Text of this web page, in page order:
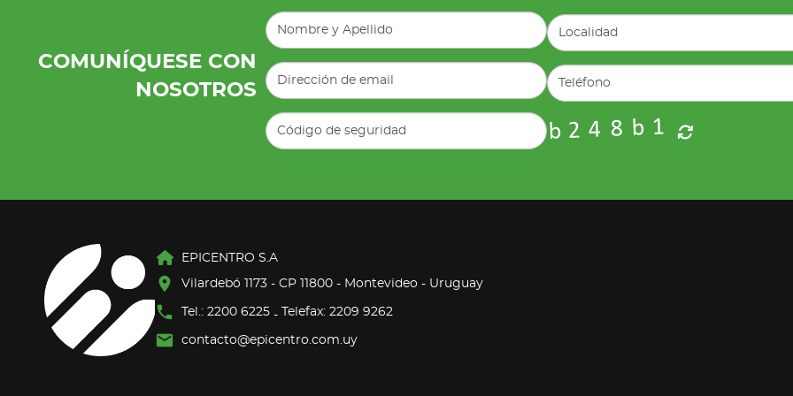
COMUNÍQUESE CON
NOSOTROS
EPICENTRO S.A
Vilardebó 1173 - CP 11800 - Montevideo - Uruguay
Tel.: 2200 6225 - Telefax: 2209 9262
contacto@epicentro.com.uy